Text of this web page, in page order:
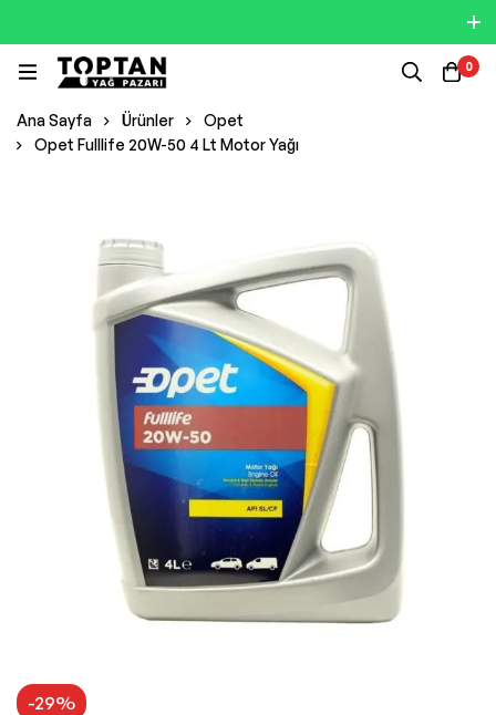
0
Ana Sayfa Ürünler
Opet
Opet Fulllife 20W-50 4 Lt Motor Yağı
-29%